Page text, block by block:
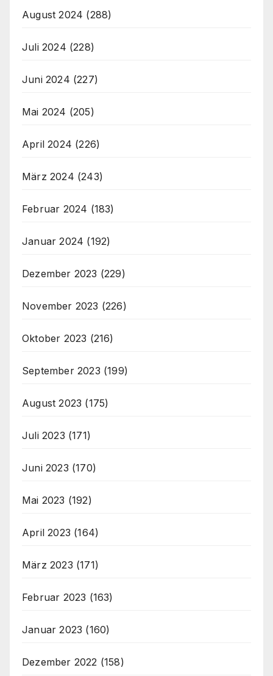
August 2024 (288)
Juli 2024 (228)
Juni 2024 (227)
Mai 2024 (205)
April 2024 (226)
März 2024 (243)
Februar 2024 (183)
Januar 2024 (192)
Dezember 2023 (229)
November 2023 (226)
Oktober 2023 (216)
September 2023 (199)
August 2023 (175)
Juli 2023 (171)
Juni 2023 (170)
Mai 2023 (192)
April 2023 (164)
März 2023 (171)
Februar 2023 (163)
Januar 2023 (160)
Dezember 2022 (158)